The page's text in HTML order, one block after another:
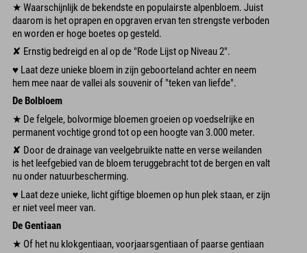
★ Waarschijnlijk de bekendste en populairste alpenbloem. Juist
daarom is het oprapen en opgraven ervan ten strengste verboden
en worden er hoge boetes op gesteld.
✘ Ernstig bedreigd en al op de "Rode Lijst op Niveau 2".
♥︎ Laat deze unieke bloem in zijn geboorteland achter en neem
hem mee naar de vallei als souvenir of "teken van liefde".
De Bolbloem
★ De felgele, bolvormige bloemen groeien op voedselrijke en
permanent vochtige grond tot op een hoogte van 3.000 meter.
✘ Door de drainage van veelgebruikte natte en verse weilanden
is het leefgebied van de bloem teruggebracht tot de bergen en valt
nu onder natuurbescherming.
♥︎ Laat deze unieke, licht giftige bloemen op hun plek staan, er zijn
er niet veel meer van.
De Gentiaan
★ Of het nu klokgentiaan, voorjaarsgentiaan of paarse gentiaan